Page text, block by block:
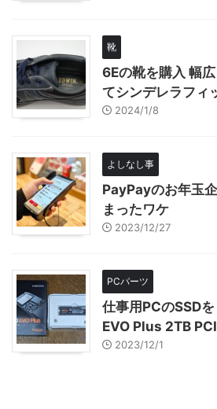
靴
6Eの靴を購入 幅
てシンデレラフィ
2024/1/8
よしなし事
PayPayのお年玉
まったワケ
2023/12/27
PCパーツ
仕事用PCのSSD
EVO Plus 2TB
2023/12/1